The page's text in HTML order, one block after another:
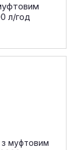
л/год